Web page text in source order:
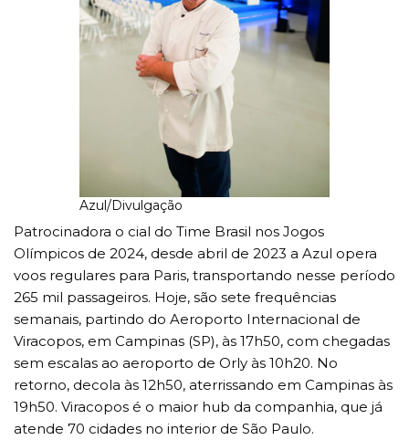
Azul/Divulgação
Patrocinadora o cial do Time Brasil nos Jogos
Olímpicos de 2024, desde abril de 2023 a Azul opera
voos regulares para Paris, transportando nesse período
265 mil passageiros. Hoje, são sete frequências
semanais, partindo do Aeroporto Internacional de
Viracopos, em Campinas (SP), às 17h50, com chegadas
sem escalas ao aeroporto de Orly às 10h20. No
retorno, decola às 12h50, aterrissando em Campinas às
19h50. Viracopos é o maior hub da companhia, que já
atende 70 cidades no interior de São Paulo.